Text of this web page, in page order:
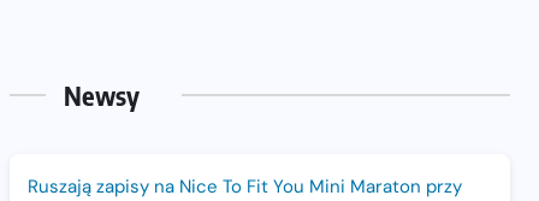
Newsy
Ruszają zapisy na Nice To Fit You Mini Maraton przy